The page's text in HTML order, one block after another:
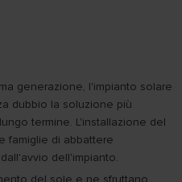
generazione, l'impianto solare
dubbio la soluzione più
termine. L'installazione del
famiglie di abbattere
dell'impianto.
del sole e ne sfruttano